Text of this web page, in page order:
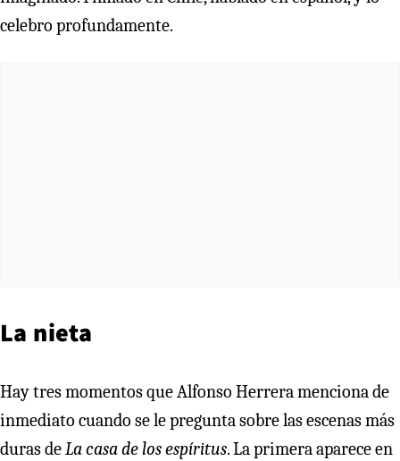
celebro profundamente.
La nieta
Hay tres momentos que Alfonso Herrera menciona de
inmediato cuando se le pregunta sobre las escenas más
duras deLa casa de los espíritus. La primera aparece en